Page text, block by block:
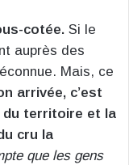
cotée. Si le
auprès des
Mais, ce
arrivée, c’est
du territoire et la
cru la
que les gens